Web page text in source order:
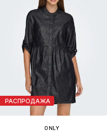
РАСПРОДАЖА
ONLY